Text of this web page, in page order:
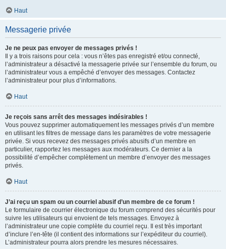
Haut
Messagerie privée
Je ne peux pas envoyer de messages privés !
Il y a trois raisons pour cela : vous n’êtes pas enregistré et/ou connecté,
l’administrateur a désactivé la messagerie privée sur l’ensemble du forum, ou
l’administrateur vous a empêché d’envoyer des messages. Contactez
l’administrateur pour plus d’informations.
Haut
Je reçois sans arrêt des messages indésirables !
Vous pouvez supprimer automatiquement les messages privés d’un membre
en utilisant les filtres de message dans les paramètres de votre messagerie
privée. Si vous recevez des messages privés abusifs d’un membre en
particulier, rapportez les messages aux modérateurs. Ce dernier a la
possibilité d’empêcher complètement un membre d’envoyer des messages
privés.
Haut
J’ai reçu un spam ou un courriel abusif d’un membre de ce forum !
Le formulaire de courrier électronique du forum comprend des sécurités pour
suivre les utilisateurs qui envoient de tels messages. Envoyez à
l’administrateur une copie complète du courriel reçu. Il est très important
d’inclure l’en-tête (il contient des informations sur l’expéditeur du courriel).
L’administrateur pourra alors prendre les mesures nécessaires.